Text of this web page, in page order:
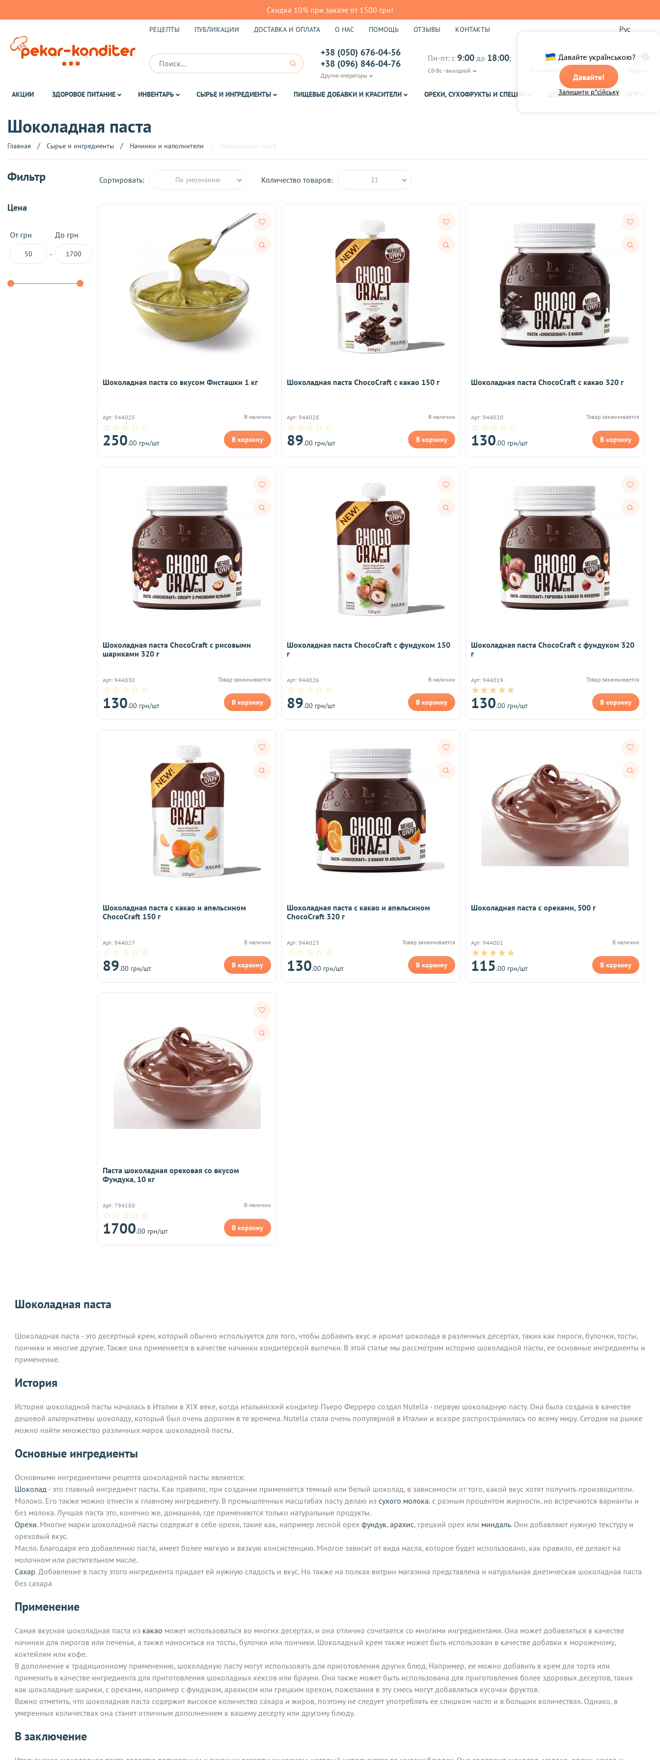
Скидка 10% при заказе от 1500 грн!
Давайте українською?
Давайте!
Залишити р*сійську
РЕЦЕПТЫ ПУБЛИКАЦИИ ДОСТАВКА И ОПЛАТА О НАС ПОМОЩЬ ОТЗЫВЫ КОНТАКТЫ Рус
+38 (050) 676-04-56
+38 (096) 846-04-76
Другие операторы
Пн-пт: с 9:00 до 18:00;
Сб-Вс - выходной Вход в кабинет
0
АКЦИИ ЗДОРОВОЕ ПИТАНИЕ ИНВЕНТАРЬ СЫРЬЕ И ИНГРЕДИЕНТЫ ПИЩЕВЫЕ ДОБАВКИ И КРАСИТЕЛИ ОРЕХИ, СУХОФРУКТЫ И СПЕЦИИ ДЕКОР ЧАЙ
Шоколадная паста
Главная Сырье и ингредиенты Начинки и наполнители
Фильтр
Цена
От грн
-
До грн
Сортировать: По умолчанию Количество товаров: 21
Шоколадная паста со вкусом Фисташки 1 кг
Арт: 944025 В наличии
250.00 грн/шт В корзину
Шоколадная паста ChocoCraft с какао 150 г
Арт: 944028 В наличии
89.00 грн/шт В корзину
Шоколадная паста ChocoCraft с какао 320 г
Арт: 944020 Товар заканчивается
130.00 грн/шт В корзину
Шоколадная паста ChocoCraft с рисовыми
шариками 320 г
Арт: 944030 Товар заканчивается
130.00 грн/шт В корзину
Шоколадная паста ChocoCraft с фундуком 150
г
Арт: 944026 В наличии
89.00 грн/шт В корзину
Шоколадная паста ChocoCraft с фундуком 320
г
Арт: 944019 Товар заканчивается
130.00 грн/шт В корзину
Шоколадная паста с какао и апельсином
ChocoCraft 150 г
Арт: 944027 В наличии
89.00 грн/шт В корзину
Шоколадная паста с какао и апельсином
ChocoCraft 320 г
Арт: 944023 Товар заканчивается
130.00 грн/шт В корзину
Шоколадная паста с орехами, 500 г
Арт: 944001 В наличии
115.00 грн/шт В корзину
Паста шоколадная ореховая со вкусом
Фундука, 10 кг
Арт: 794180 В наличии
1700.00 грн/шт В корзину
Шоколадная паста
Шоколадная паста - это десертный крем, который обычно используется для того, чтобы добавить вкус и аромат шоколада в различных десертах, таких как пироги, булочки, тосты,
пончики и многие другие. Также она применяется в качестве начинки кондитерской выпечки. В этой статье мы рассмотрим историю шоколадной пасты, ее основные ингредиенты и
применение.
История
История шоколадной пасты началась в Италии в XIX веке, когда итальянский кондитер Пьеро Ферреро создал Nutella - первую шоколадную пасту. Она была создана в качестве
дешевой альтернативы шоколаду, который был очень дорогим в те времена. Nutella стала очень популярной в Италии и вскоре распространилась по всему миру. Сегодня на рынке
можно найти множество различных марок шоколадной пасты.
Основные ингредиенты
Основными ингредиентами рецепта шоколадной пасты являются:
Шоколад - это главный ингредиент пасты. Как правило, при создании применяется темный или белый шоколад, в зависимости от того, какой вкус хотят получить производители.
Молоко. Его также можно отнести к главному ингредиенту. В промышленных масштабах пасту делаю из сухого молока, с разным процентом жирности, но встречаются варианты и
без молока. Лучшая паста это, конечно же, домашняя, где применяются только натуральные продукты.
Орехи. Многие марки шоколадной пасты содержат в себе орехи, такие как, например лесной орех фундук, арахис, грецкий орех или миндаль. Они добавляют нужную текстуру и
ореховый вкус.
Масло. Благодаря его добавлению паста, имеет более мягкую и вязкую консистенцию. Многое зависит от вида масла, которое будет использовано, как правило, её делают на
молочном или растительном масле.
Сахар. Добавление в пасту этого ингредиента придает ей нужную сладость и вкус. Но также на полках витрин магазина представлена и натуральная диетическая шоколадная паста
без сахара
Применение
Самая вкусная шоколадная паста из какао может использоваться во многих десертах, и она отлично сочетается со многими ингредиентами. Она может добавляться в качестве
начинки для пирогов или печенья, а также наноситься на тосты, булочки или пончики. Шоколадный крем также может быть использован в качестве добавки к мороженому,
коктейлям или кофе.
В дополнение к традиционному применению, шоколадную пасту могут использовать для приготовления других блюд. Например, ее можно добавить в крем для торта или
применить в качестве ингредиента для приготовления шоколадных кексов или брауни. Она также может быть использована для приготовления более здоровых десертов, таких
как шоколадные шарики, с орехами, например с фундуком, арахисом или грецким орехом, пожелания в эту смесь могут добавляться кусочки фруктов.
Важно отметить, что шоколадная паста содержит высокое количество сахара и жиров, поэтому не следует употреблять ее слишком часто и в больших количествах. Однако, в
умеренных количествах она станет отличным дополнением к вашему десерту или другому блюду.
В заключение